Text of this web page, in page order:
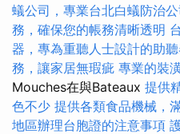
蟻公司，專業台北白蟻防治公
務，確保您的帳務清晰透明
器，專為重聽人士設計的助
務，讓家居無瑕疵 專業的裝
Mouches在與Bateaux 提供
色不少 提供各類食品機械，
地區辦理台胞證的注意事項